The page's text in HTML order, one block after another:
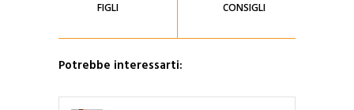
FIGLI
CONSIGLI
Potrebbe interessarti: